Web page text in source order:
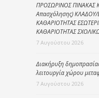
ΠΡΟΣΩΡΙΝΟΣ ΠΙΝΑΚΑΣ
Απασχόλησης)
ΚΑΘΑΡΙΟΤΗΤΑΣ
ΚΑΘΑΡΙΟΤΗΤΑΣ
7 Αυγούστου 2026
Διακήρυξη
λειτουργία χώρου
7 Αυγούστου 2026